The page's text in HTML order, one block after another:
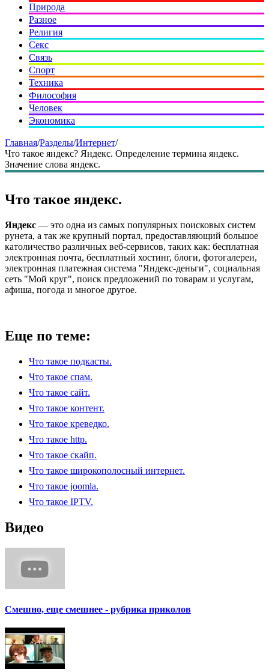
Природа
Разное
Религия
Секс
Связь
Спорт
Техника
Философия
Человек
Экономика
Главная/Разделы/Интернет/
Что такое яндекс? Яндекс. Определение термина яндекс.
Значение слова яндекс.
Что такое яндекс.
Яндекс — это одна из самых популярных поисковых систем
рунета, а так же крупный портал, предоставляющий большое
католичество различных веб-сервисов, таких как: бесплатная
электронная почта, бесплатный хостинг, блоги, фотогалереи,
электронная платежная система "Яндекс-деньги", социальная
сеть "Мой круг", поиск предложений по товарам и услугам,
афиша, погода и многое другое.
Еще по теме:
Что такое подкасты.
Что такое спам.
Что такое сайт.
Что такое контент.
Что такое креведко.
Что такое http.
Что такое скайп.
Что такое широкополосный интернет.
Что такое joomla.
Что такое IPTV.
Видео
Смешно, еще смешнее - рубрика приколов